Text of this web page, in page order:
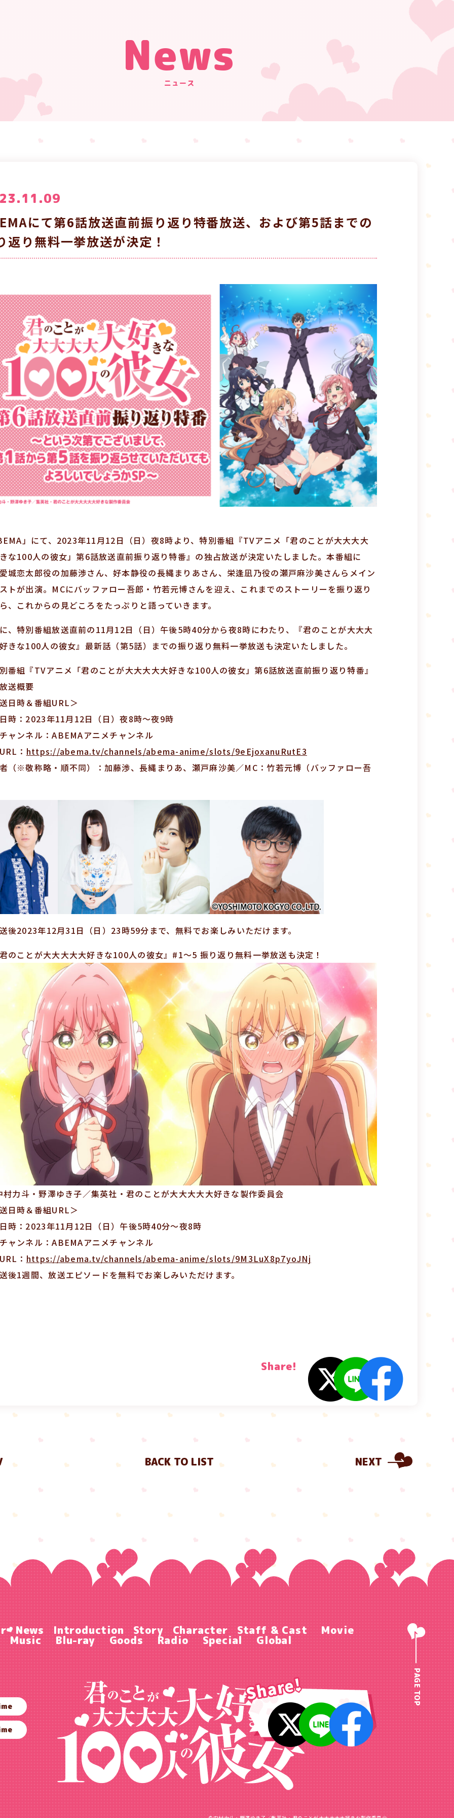
News
ニュース
にて第6話放送直前振り返り特番放送、および第5話までの
返り無料一挙放送が決定！
」にて、2023年11月12日（日）夜8時より、特別番組『TVアニメ「君のことが大大大大
な100人の彼女」第6話放送直前振り返り特番』の独占放送が決定いたしました。本番組に
城恋太郎役の加藤渉さん、好本静役の長縄まりあさん、栄逢凪乃役の瀬戸麻沙美さんらメイン
トが出演。MCにバッファロー吾郎・竹若元博さんを迎え、これまでのストーリーを振り返り
、これからの見どころをたっぷりと語っていきます。
、特別番組放送直前の11月12日（日）午後5時40分から夜8時にわたり、『君のことが大大大
きな100人の彼女』最新話（第5話）までの振り返り無料一挙放送も決定いたしました。
番組『TVアニメ「君のことが大大大大大好きな100人の彼女」第6話放送直前振り返り特番』
送概要
日時＆番組URL＞
時：2023年11月12日（日）夜8時〜夜9時
ャンネル：ABEMAアニメチャンネル
： https://abema.tv/channels/abema-anime/slots/9eEjoxanuRutE3
（※敬称略・順不同）：加藤渉、長縄まりあ、瀬戸麻沙美／MC：竹若元博（バッファロー吾
後2023年12月31日（日）23時59分まで、無料でお楽しみいただけます。
のことが大大大大大好きな100人の彼女』#1〜5 振り返り無料一挙放送も決定！
村力斗・野澤ゆき子／集英社・君のことが大大大大大好きな製作委員会
日時＆番組URL＞
時：2023年11月12日（日）午後5時40分〜夜8時
ャンネル：ABEMAアニメチャンネル
： https://abema.tv/channels/abema-anime/slots/9M3LuX8p7yoJNj
後1週間、放送エピソードを無料でお楽しみいただけます。
Share!
BACK TO LIST NEXT
News Introduction Story Character Staff & Cast Movie
Music Blu-ray Goods Radio Special Global
PAGE TOP